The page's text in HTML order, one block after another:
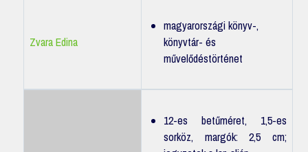
Zvara Edina
magyarországi könyv-,
könyvtár- és
művelődéstörténet
12-es betűméret, 1,5-es
sorköz, margók: 2,5 cm;